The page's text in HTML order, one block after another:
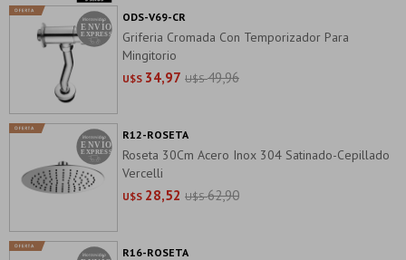
Griferia Cromada Con Temporizador Para
Mingitorio
U$S 34,97 U$S 49,96
ODS-V69-CR
Roseta 30Cm Acero Inox 304 Satinado-Cepillado
Vercelli
U$S 28,52 U$S 62,90
R12-ROSETA
R16-ROSETA